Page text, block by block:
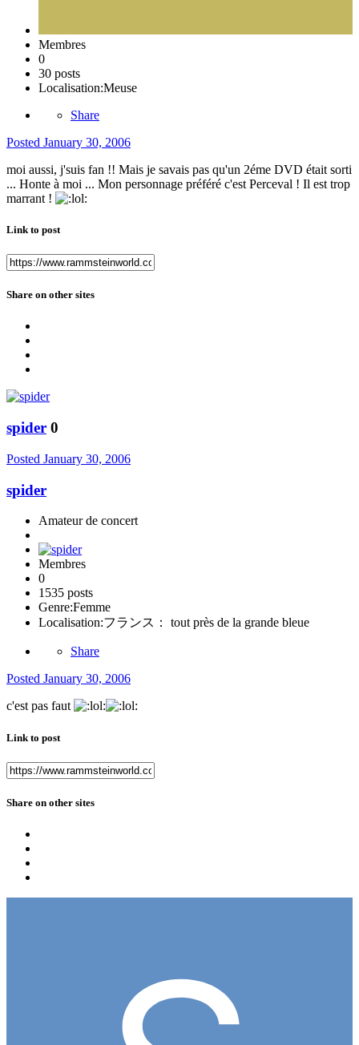
Membres
0
30 posts
Localisation:Meuse
Share
Posted January 30, 2006
moi aussi, j'suis fan !! Mais je savais pas qu'un 2éme DVD était sorti
... Honte à moi ... Mon personnage préféré c'est Perceval ! Il est trop
marrant !
Link to post
Share on other sites
spider 0
Posted January 30, 2006
spider
Amateur de concert
Membres
0
1535 posts
Genre:Femme
Localisation:フランス： tout près de la grande bleue
Share
Posted January 30, 2006
c'est pas faut
Link to post
Share on other sites